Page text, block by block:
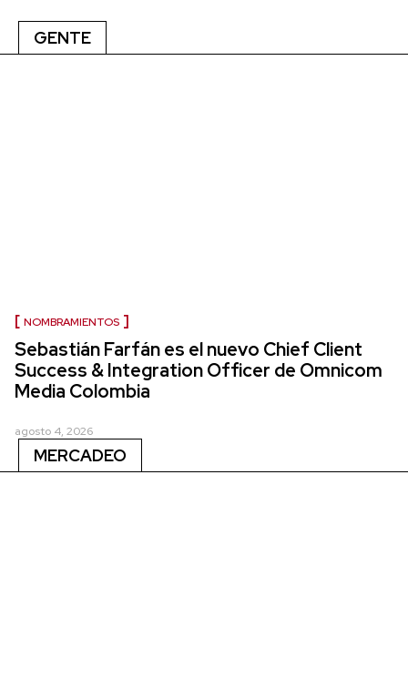
GENTE
NOMBRAMIENTOS
Sebastián Farfán es el nuevo Chief Client
Success & Integration Officer de Omnicom
Media Colombia
agosto 4, 2026
MERCADEO